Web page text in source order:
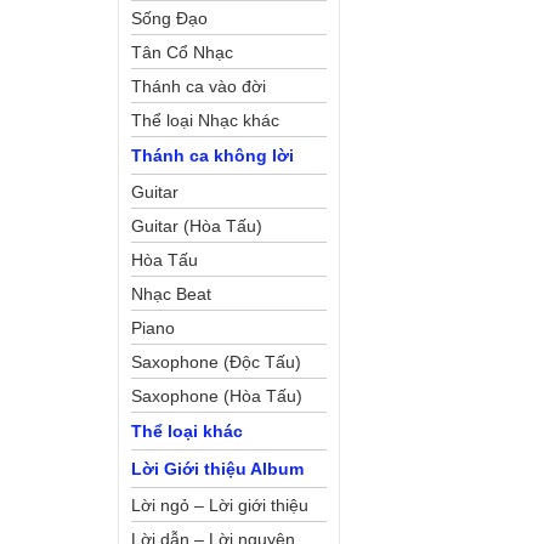
Sống Đạo
Tân Cổ Nhạc
Thánh ca vào đời
Thể loại Nhạc khác
Thánh ca không lời
Guitar
Guitar (Hòa Tấu)
Hòa Tấu
Nhạc Beat
Piano
Saxophone (Độc Tấu)
Saxophone (Hòa Tấu)
Thể loại khác
Lời Giới thiệu Album
Lời ngỏ – Lời giới thiệu
Lời dẫn – Lời nguyện